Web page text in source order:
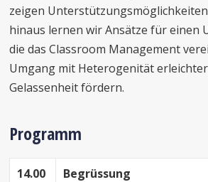
zeigen
hinaus lernen wir Ansätze für einen
die das Classroom Management
Umgang mit Heterogenität
Gelassenheit fördern.
Programm
14.00
Begrüssung